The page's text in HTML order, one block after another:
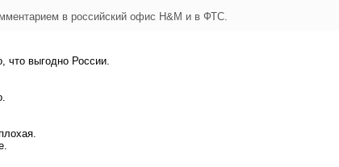
в российский офис H&M и в ФТС.
что выгодно России.